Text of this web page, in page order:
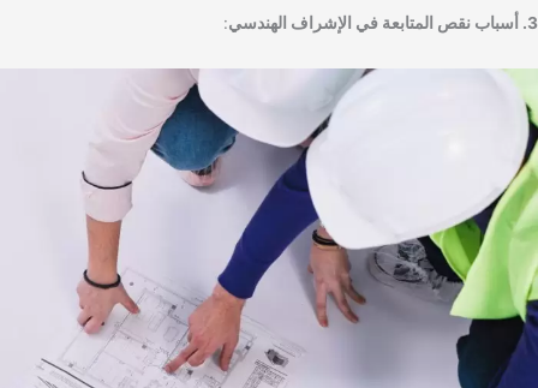
3. أسباب نقص المتابعة في الإشراف الهندسي :